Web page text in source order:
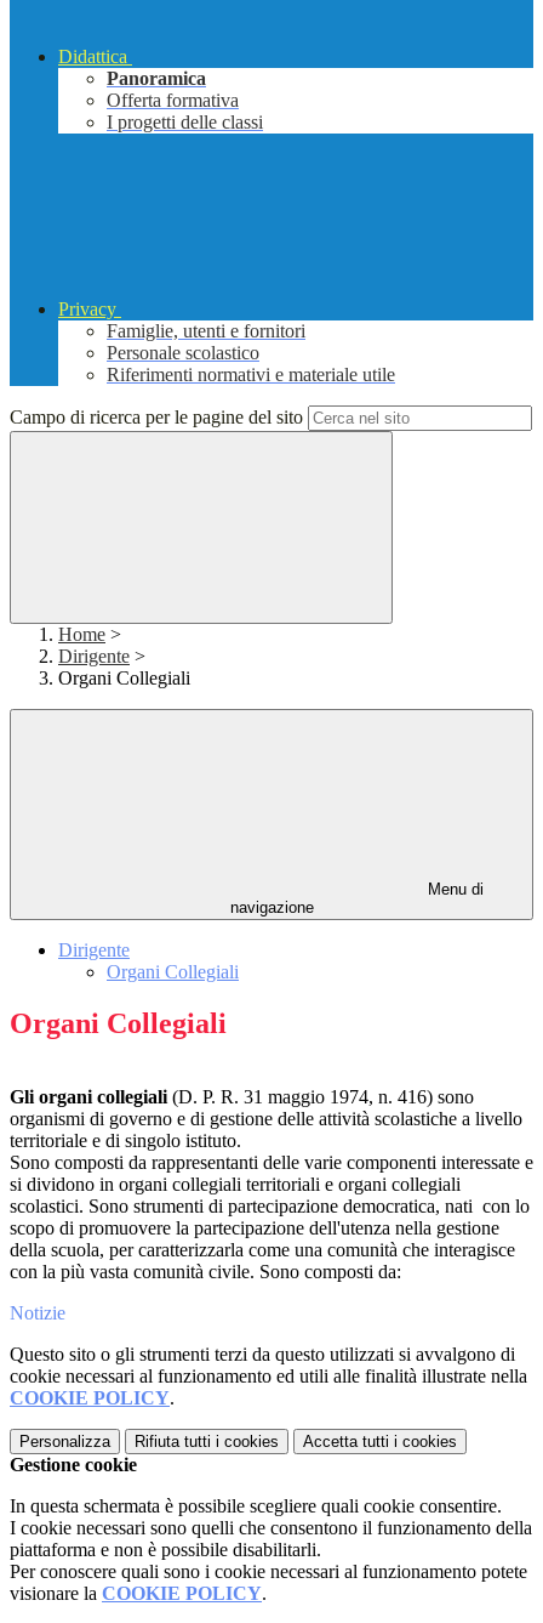
Didattica
Panoramica
Offerta formativa
I progetti delle classi
Privacy
Famiglie, utenti e fornitori
Personale scolastico
Riferimenti normativi e materiale utile
Campo di ricerca per le pagine del sito
Home >
Dirigente >
Organi Collegiali
Menu di
navigazione
Dirigente
Organi Collegiali
Organi Collegiali
Gli organi collegiali (D. P. R. 31 maggio 1974, n. 416) sono
organismi di governo e di gestione delle attività scolastiche a livello
territoriale e di singolo istituto.
Sono composti da rappresentanti delle varie componenti interessate e
si dividono in organi collegiali territoriali e organi collegiali
scolastici. Sono strumenti di partecipazione democratica, nati con lo
scopo di promuovere la partecipazione dell'utenza nella gestione
della scuola, per caratterizzarla come una comunità che interagisce
con la più vasta comunità civile. Sono composti da:
Notizie
Questo sito o gli strumenti terzi da questo utilizzati si avvalgono di
cookie necessari al funzionamento ed utili alle finalità illustrate nella
COOKIE POLICY.
Personalizza Rifiuta tutti i cookies Accetta tutti i cookies
Gestione cookie
In questa schermata è possibile scegliere quali cookie consentire.
I cookie necessari sono quelli che consentono il funzionamento della
piattaforma e non è possibile disabilitarli.
Per conoscere quali sono i cookie necessari al funzionamento potete
visionare la COOKIE POLICY.